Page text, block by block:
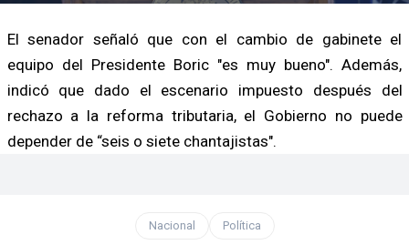
El senador señaló que con el cambio de gabinete el
equipo del Presidente Boric "es muy bueno". Además,
indicó que dado el escenario impuesto después del
rechazo a la reforma tributaria, el Gobierno no puede
depender de “seis o siete chantajistas".
Nacional Política